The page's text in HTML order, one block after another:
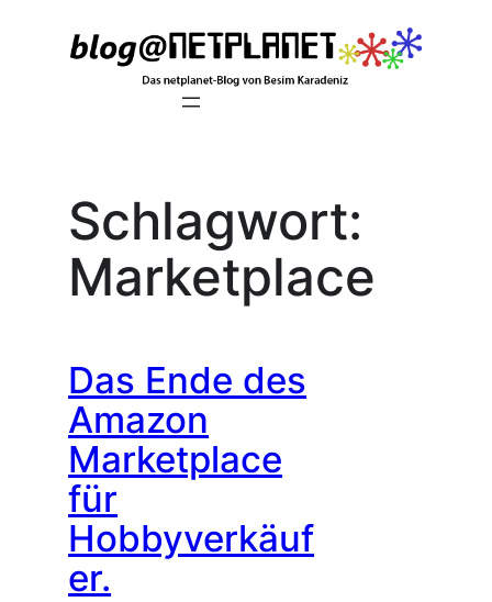
Schlagwort:
Marketplace
Das Ende des
Amazon
Marketplace
für
Hobbyverkäuf
er.